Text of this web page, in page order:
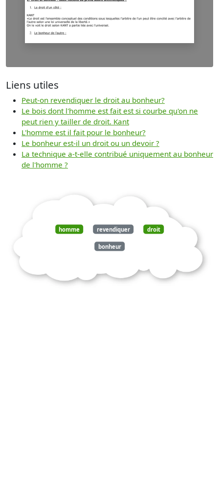
Liens utiles
Peut-on revendiquer le droit au bonheur?
Le bois dont l'homme est fait est si courbe qu'on ne
peut rien y tailler de droit. Kant
L'homme est il fait pour le bonheur?
Le bonheur est-il un droit ou un devoir ?
La technique a-t-elle contribué uniquement au bonheur
de l'homme ?
homme revendiquer droit
bonheur